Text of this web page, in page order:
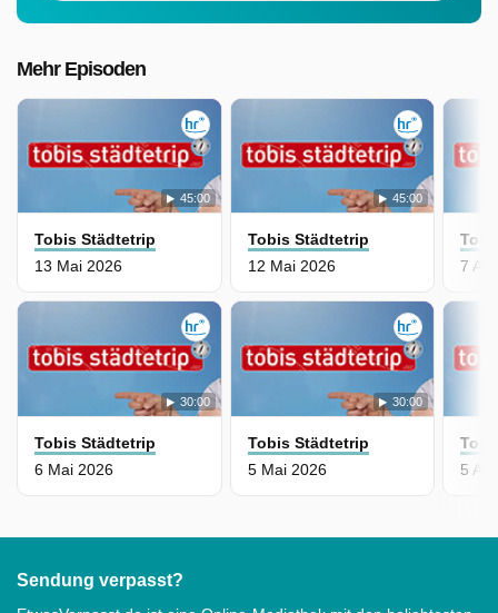
Mehr Episoden
45:00
Tobis Städtetrip
13 Mai 2026
45:00
Tobis Städtetrip
12 Mai 2026
30:00
Tobis Städtetrip
6 Mai 2026
30:00
Tobis Städtetrip
5 Mai 2026
7
5
Sendung verpasst?